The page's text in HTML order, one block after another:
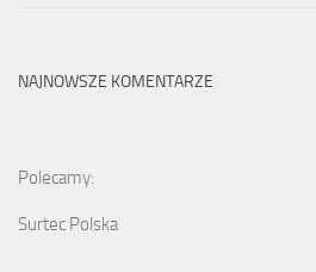
NAJNOWSZE KOMENTARZE
Polecamy:
Surtec Polska